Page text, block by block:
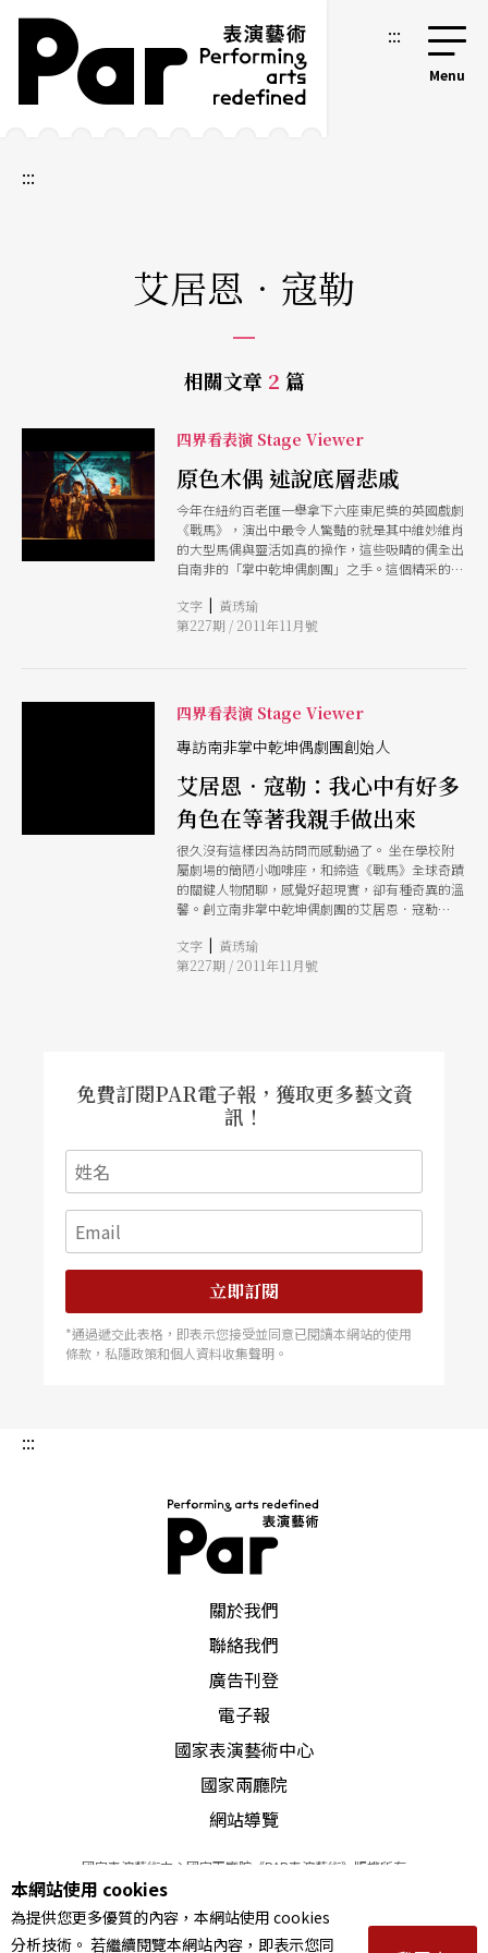
跳到主要內容區塊
網站導覽 :::
:::
艾居恩．寇勒
相關文章 2 篇
四界看表演 Stage Viewer
原色木偶 述說底層悲戚
今年在紐約百老匯一舉拿下六座東尼獎的英國戲劇
《戰馬》，演出中最令人驚豔的就是其中維妙維肖
的大型馬偶與靈活如真的操作，這些吸睛的偶全出
自南非的「掌中乾坤偶劇團」之手。這個精采的偶
（Barbican Centre）演出自家的精采舊作《南非
高地的沃伊采克》，樸拙的原色木偶，配上炭筆畫
文字 | 黃琇瑜
第227期 / 2011年11月號
四界看表演 Stage Viewer
專訪南非掌中乾坤偶劇團創始人
艾居恩．寇勒：我心中有好多
角色在等著我親手做出來
很久沒有這樣因為訪問而感動過了。 坐在學校附
屬劇場的簡陋小咖啡座，和締造《戰馬》全球奇蹟
的關鍵人物閒聊，感覺好超現實，卻有種奇異的溫
馨。創立南非掌中乾坤偶劇團的艾居恩．寇勒
人。笑起來牽動滿臉皺紋的他，既慈祥又親切；原
本被經紀人限定為卅分鐘的演前訪問，因為我們相
文字 | 黃琇瑜
第227期 / 2011年11月號
免費訂閱PAR電子報，獲取更多藝文資
訊！
立即訂閱
*通過遞交此表格，即表示您接受並同意已閱讀本網站的使用
條款，私隱政策和個人資料收集聲明。
:::
關於我們
聯絡我們
廣告刊登
電子報
國家表演藝術中心
國家兩廳院
網站導覽
國家表演藝術中心國家兩廳院《PAR表演藝術》版權所有
© 2022Performing arts redefined. All Rights Reserved
統一編號 Tax Id number 00973926
本站所提供相關演出資訊，如有異動應以主辦單位公告為準。
本網站使用 cookies
為提供您更多優質的內容，本網站使用 cookies
分析技術。 若繼續閱覽本網站內容，即表示您同